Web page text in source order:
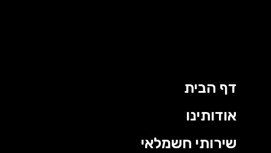
דף הבית
אודותינו
שירותי חשמלאי